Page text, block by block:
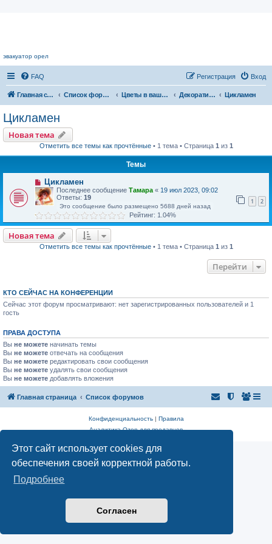
Этот сайт использует cookies для
обеспечения своей корректной работы.
Подробнее
Согласен
эвакуатор орел
FAQ Вход
Регистрация
Главная страница Список форумов Цветы в вашем доме Декоративноцветущие растения Цикламен
Цикламен
Новая тема
Отметить все темы как прочтённые• 1 тема • Страница 1 из 1
Темы
Цикламен
Последнее сообщение Тамара « 19 июл 2023, 09:02
Ответы: 19 1 2
Это сообщение было размещено 5688 дней назад
Рейтинг: 1.04%
Новая тема
Отметить все темы как прочтённые• 1 тема • Страница 1 из 1
Перейти
КТО СЕЙЧАС НА КОНФЕРЕНЦИИ
Сейчас этот форум просматривают: нет зарегистрированных пользователей и 1
гость
ПРАВА ДОСТУПА
Вы не можете начинать темы
Вы не можете отвечать на сообщения
Вы не можете редактировать свои сообщения
Вы не можете удалять свои сообщения
Вы не можете добавлять вложения
Главная страница Список форумов
Конфиденциальность| Правила
Аналитика Ozon для продавцов